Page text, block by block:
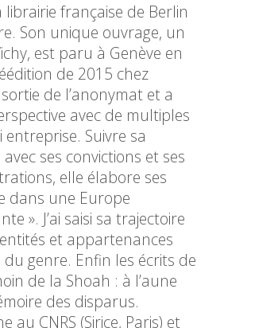
française de Berlin
Son unique ouvrage, un
est paru à Genève en
de 2015 chez
de l’anonymat et a
avec de multiples
Suivre sa
ses convictions et ses
elle élabore ses
dans une Europe
». J’ai saisi sa trajectoire
et appartenances
genre. Enfin les écrits de
de la Shoah : à l’aune
des disparus.
CNRS (Sirice, Paris) et